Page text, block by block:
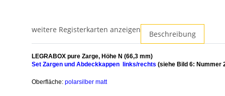
weitere Registerkarten anzeigen Beschreibung
LEGRABOX pure Zarge, Höhe N (66,3 mm)
Set Zargen und Abdeckkappen links/rechts (siehe Bild 6: Nummer
Oberfläche: polarsilber matt